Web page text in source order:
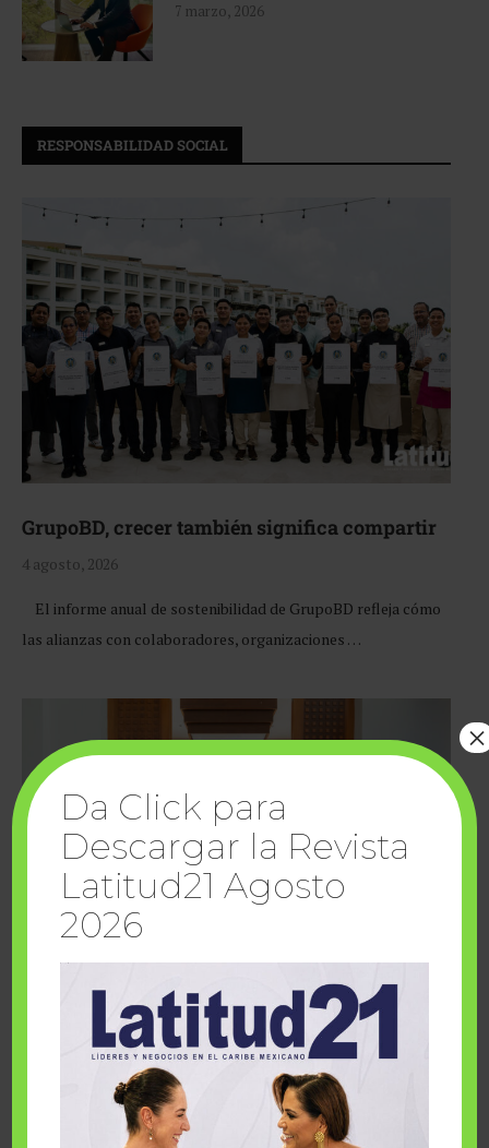
7 marzo, 2026
RESPONSABILIDAD SOCIAL
GrupoBD, crecer también significa compartir
4 agosto, 2026
El informe anual de sostenibilidad de GrupoBD refleja cómo
las alianzas con colaboradores, organizaciones …
Cuando la solidaridad inspira; cumplen
sueños Fairmont Mayakoba y Make-A-Wish
Da Click para
Descargar la Revista
Latitud21 Agosto
2026
×